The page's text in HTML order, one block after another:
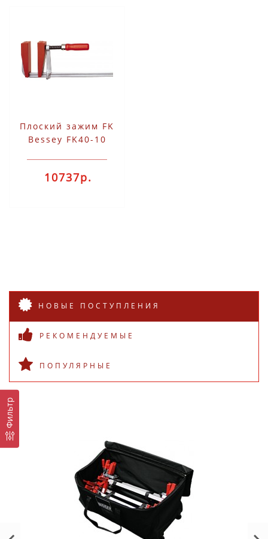
Фильтр
Плоский зажим FK
Bessey FK40-10
10737р.
НОВЫЕ ПОСТУПЛЕНИЯ
РЕКОМЕНДУЕМЫЕ
ПОПУЛЯРНЫЕ